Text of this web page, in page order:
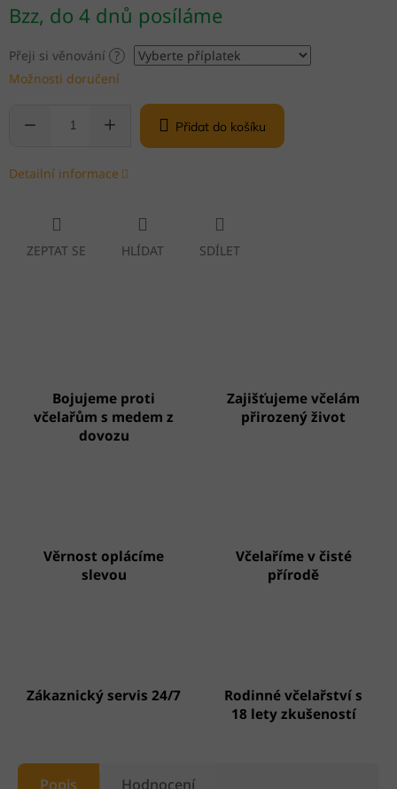
cena:
Bzz, do 4 dnů posíláme
Přeji si věnování ?
Možnosti doručení
Přidat do košíku
Detailní informace
ZEPTAT SE HLÍDAT SDÍLET
Bojujeme proti
včelařům s medem z
dovozu
Zajišťujeme včelám
přirozený život
Věrnost oplácíme
slevou
Včelaříme v čisté
přírodě
Zákaznický servis 24/7
Rodinné včelařství s
18 lety zkušeností
Popis Hodnocení